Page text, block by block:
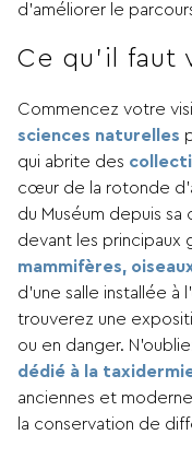
d’améliorer le
Ce qu’il faut
Commencez votre
sciences naturelles
qui abrite des
cœur de la rotonde
du Muséum depuis
devant les principaux
mammifères,
d’une salle installée à
trouverez une
ou en danger.
dédié à la
anciennes et
la conservation de